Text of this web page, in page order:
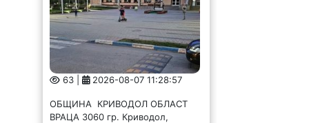
63 | 2026-08-07 11:28:57
ОБЩИНА КРИВОДОЛ ОБЛАСТ
ВРАЦА 3060 гр. Криводол,